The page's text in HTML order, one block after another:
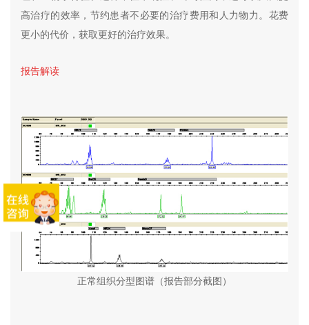
高治疗的效率，节约患者不必要的治疗费用和人力物力。花费
更小的代价，获取更好的治疗效果。
报告解读
正常组织分型图谱（报告部分截图）